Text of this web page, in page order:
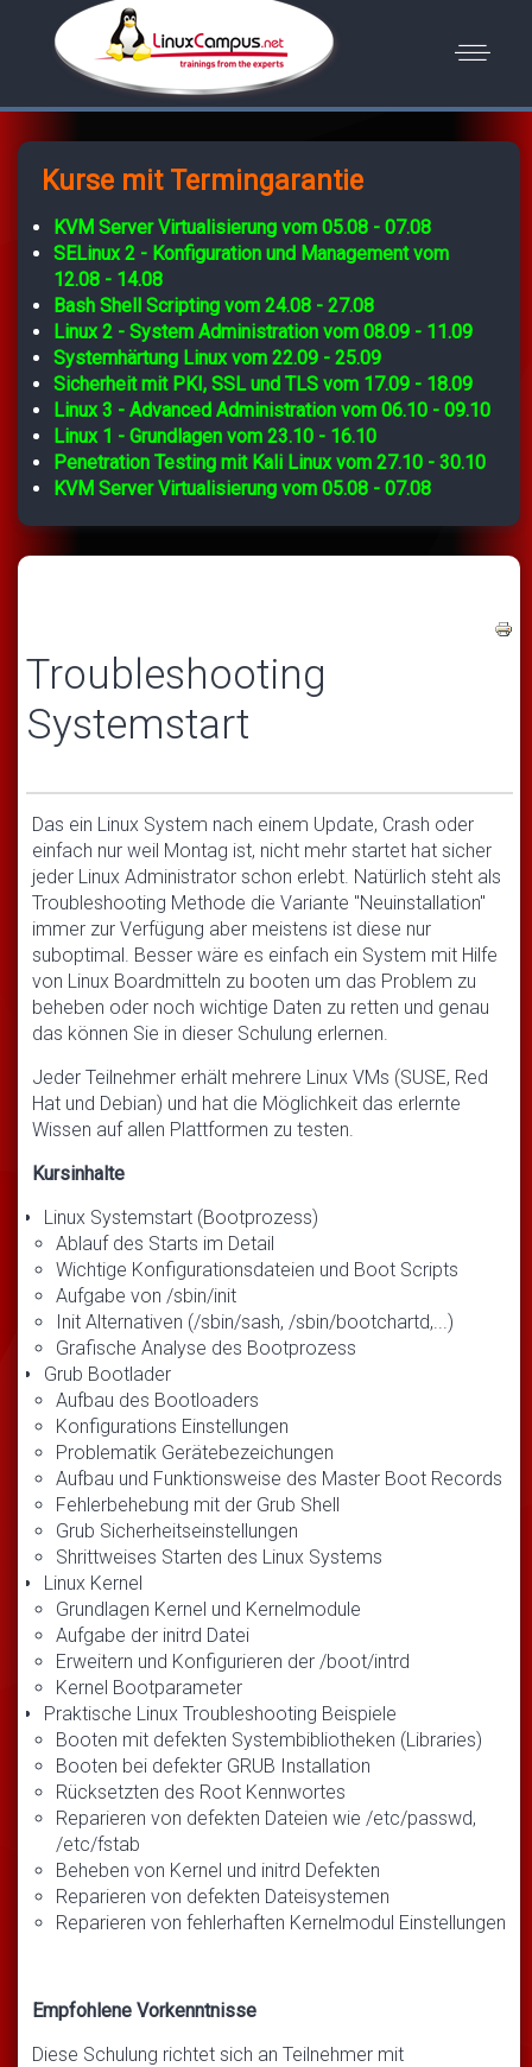
Kurse mit Termingarantie
KVM Server Virtualisierung vom 05.08 - 07.08
SELinux 2 - Konfiguration und Management vom
12.08 - 14.08
Bash Shell Scripting vom 24.08 - 27.08
Linux 2 - System Administration vom 08.09 - 11.09
Systemhärtung Linux vom 22.09 - 25.09
Sicherheit mit PKI, SSL und TLS vom 17.09 - 18.09
Linux 3 - Advanced Administration vom 06.10 - 09.10
Linux 1 - Grundlagen vom 23.10 - 16.10
Penetration Testing mit Kali Linux vom 27.10 - 30.10
KVM Server Virtualisierung vom 05.08 - 07.08
Troubleshooting
Systemstart
Das ein Linux System nach einem Update, Crash oder
einfach nur weil Montag ist, nicht mehr startet hat sicher
jeder Linux Administrator schon erlebt. Natürlich steht als
Troubleshooting Methode die Variante "Neuinstallation"
immer zur Verfügung aber meistens ist diese nur
suboptimal. Besser wäre es einfach ein System mit Hilfe
von Linux Boardmitteln zu booten um das Problem zu
beheben oder noch wichtige Daten zu retten und genau
das können Sie in dieser Schulung erlernen.
Jeder Teilnehmer erhält mehrere Linux VMs (SUSE, Red
Hat und Debian) und hat die Möglichkeit das erlernte
Wissen auf allen Plattformen zu testen.
Kursinhalte
Linux Systemstart (Bootprozess)
Ablauf des Starts im Detail
Wichtige Konfigurationsdateien und Boot Scripts
Aufgabe von /sbin/init
Init Alternativen (/sbin/sash, /sbin/bootchartd,...)
Grafische Analyse des Bootprozess
Grub Bootlader
Aufbau des Bootloaders
Konfigurations Einstellungen
Problematik Gerätebezeichungen
Aufbau und Funktionsweise des Master Boot Records
Fehlerbehebung mit der Grub Shell
Grub Sicherheitseinstellungen
Shrittweises Starten des Linux Systems
Linux Kernel
Grundlagen Kernel und Kernelmodule
Aufgabe der initrd Datei
Erweitern und Konfigurieren der /boot/intrd
Kernel Bootparameter
Praktische Linux Troubleshooting Beispiele
Booten mit defekten Systembibliotheken (Libraries)
Booten bei defekter GRUB Installation
Rücksetzten des Root Kennwortes
Reparieren von defekten Dateien wie /etc/passwd,
/etc/fstab
Beheben von Kernel und initrd Defekten
Reparieren von defekten Dateisystemen
Reparieren von fehlerhaften Kernelmodul Einstellungen
Empfohlene Vorkenntnisse
Diese Schulung richtet sich an Teilnehmer mit